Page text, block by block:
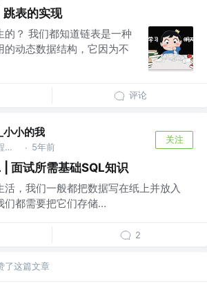
表的实现
的？ 我们都知道链表是一种
的动态数据结构，它因为不
评论
小的我
高级软件工程师 @百度 · 5年前
关注
面试所需基础SQL知识
活，我们一般都把数据写在纸上并放入
们都需要把它们存储...
2
了这篇文章